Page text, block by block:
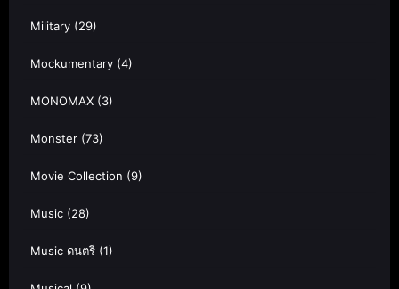
Military (29)
Mockumentary (4)
MONOMAX (3)
Monster (73)
Movie Collection (9)
Music (28)
Music ดนตรี (1)